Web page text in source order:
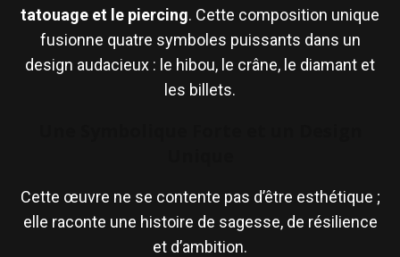
tatouage et le piercing. Cette composition unique
fusionne quatre symboles puissants dans un
design audacieux : le hibou, le crâne, le diamant et
les billets.
Cette œuvre ne se contente pas d’être esthétique ;
elle raconte une histoire de sagesse, de résilience
et d’ambition.